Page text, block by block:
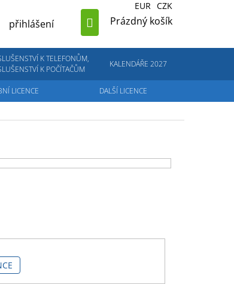
EUR CZK
NÁKUPNÍ
Prázdný košík
přihlášení
K TELEFONŮM,
K POČÍTAČŮM
KALENDÁŘE 2027
LICENCE
DALŠÍ LICENCE